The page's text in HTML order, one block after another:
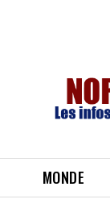
MONDE